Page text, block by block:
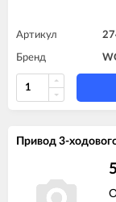
Артикул
Бренд
Привод 3-